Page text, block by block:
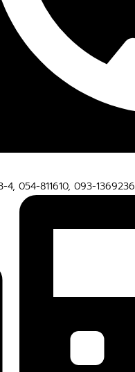
4, 054-811610, 093-1369236